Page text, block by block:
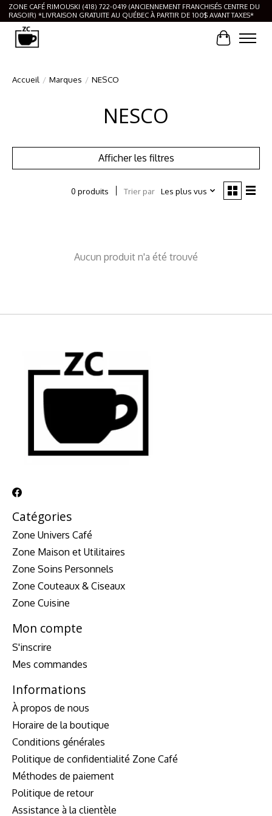
ZONE CAFÉ RIMOUSKI (418) 722-0419 (ANCIENNEMENT FRANCHISÉS CENTRE DU
RASOIR) *LIVRAISON GRATUITE AU QUÉBEC À PARTIR DE 100$ AVANT TAXES*
Panier
Accueil / Marques / NESCO
NESCO
Afficher les filtres
0 produits Trier par Les plus vus
Aucun produit n'a été trouvé
Catégories
Zone Univers Café
Zone Maison et Utilitaires
Zone Soins Personnels
Zone Couteaux & Ciseaux
Zone Cuisine
Mon compte
S'inscrire
Mes commandes
Informations
À propos de nous
Horaire de la boutique
Conditions générales
Politique de confidentialité Zone Café
Méthodes de paiement
Politique de retour
Assistance à la clientèle